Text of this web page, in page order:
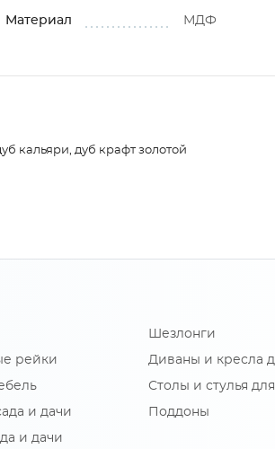
Материал МДФ
кальяри, дуб крафт золотой
рейки
и дачи
и дачи
Шезлонги
Диваны и кресла
Столы и стулья
Поддоны